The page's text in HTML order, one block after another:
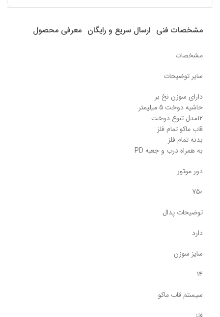
مشخصات فنی ارسال سریع و رایگان معرفی محصول
مشخصات
سایر توضیحات
دارای سوزن نخ بر
حاشیه دوخت 5 میلیمتر
12مدل تنوع دوخت
قاب ماکو تمام فلز
بدنه تمام فلز
به همراه درب و جعبه PD
دور موتور
750
توضیحات پدال
دارد
سایز سوزن
14
سیستم قاب ماکو